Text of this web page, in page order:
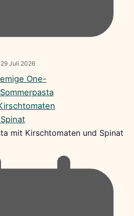
29 Juli 2026
mit Kirschtomaten und Spinat